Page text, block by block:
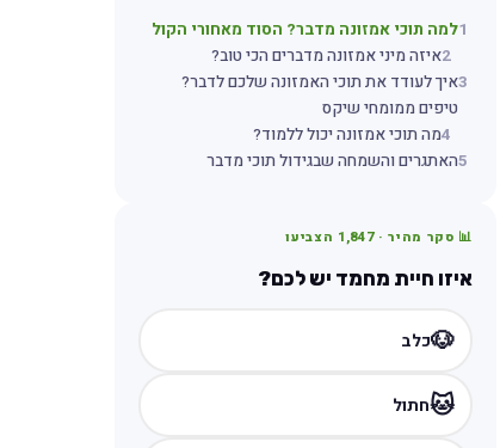
1למה תוכי אמזונה מדבר? הסוד מאחורי הקול
2איזה מיני אמזונה מדברים הכי טוב?
3איך לעודד את תוכי האמזונה שלכם לדבר?
טיפים ממומחי שיקס
4מה תוכי אמזונה יכול ללמוד?
5האתגרים והשמחה שבגידול תוכי מדבר
📊 סקר מהיר ·1,847 הצביעו
איזו חיית מחמד יש לכם?
🐶כלב
🐱חתול